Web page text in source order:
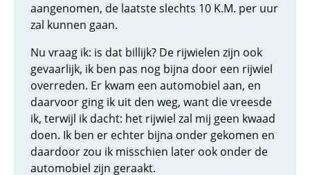
aangenomen, de laatste slechts 10 K.M. per uur
zal kunnen gaan.
Nu vraag ik: is dat billijk? De rijwielen zijn ook
gevaarlijk, ik ben pas nog bijna door een rijwiel
overreden. Er kwam een automobiel aan, en
daarvoor ging ik uit den weg, want die vreesde
ik, terwijl ik dacht: het rijwiel zal mij geen kwaad
doen. Ik ben er echter bijna onder gekomen en
daardoor zou ik misschien later ook onder de
automobiel zijn geraakt.